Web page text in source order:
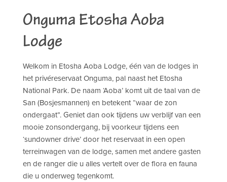
Onguma Etosha Aoba
Lodge
Welkom in Etosha Aoba Lodge, één van de lodges in
het privéreservaat Onguma, pal naast het Etosha
National Park. De naam ‘Aoba’ komt uit de taal van de
San (Bosjesmannen) en betekent “waar de zon
ondergaat”. Geniet dan ook tijdens uw verblijf van een
mooie zonsondergang, bij voorkeur tijdens een
‘sundowner drive’ door het reservaat in een open
terreinwagen van de lodge, samen met andere gasten
en de ranger die u alles vertelt over de flora en fauna
die u onderweg tegenkomt.